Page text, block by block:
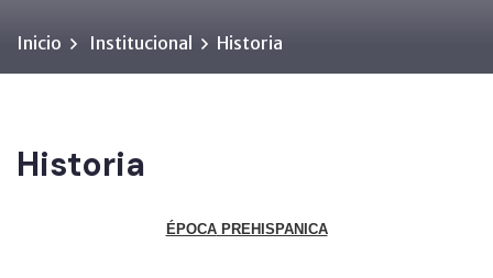
Inicio Institucional Historia
Historia
ÉPOCAPREHISPANICA